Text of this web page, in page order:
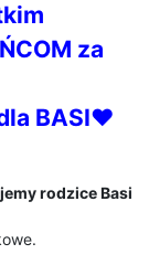
za
BASI♥
rodzice Basi